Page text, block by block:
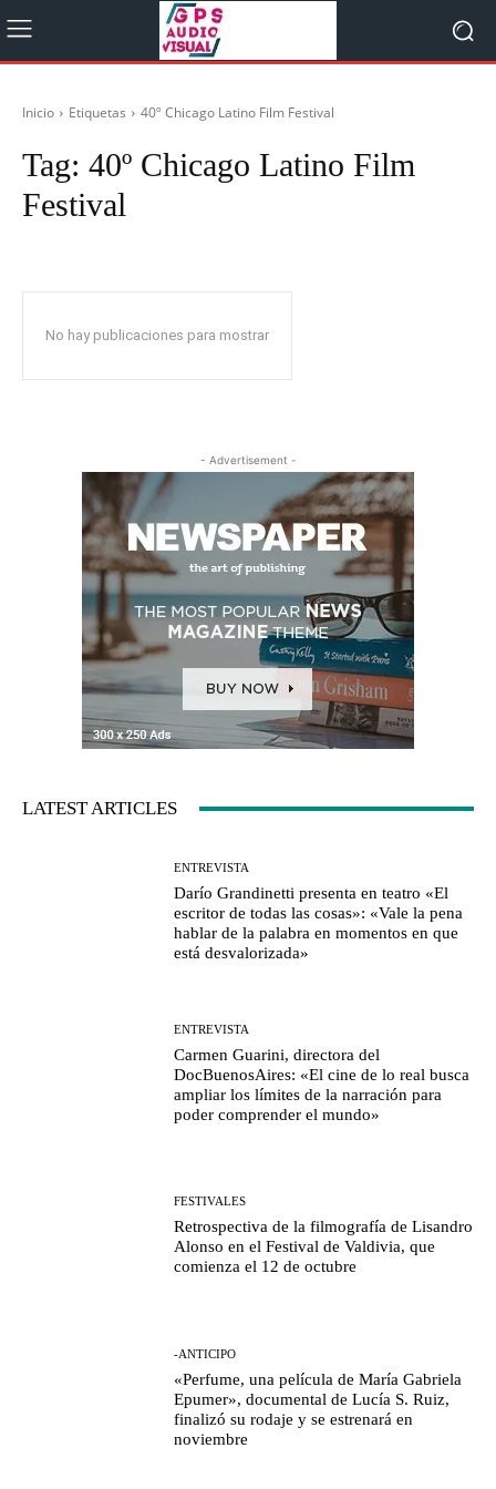
Inicio Etiquetas 40º Chicago Latino Film Festival
Tag: 40º Chicago Latino Film
Festival
No hay publicaciones para mostrar
- Advertisement -
LATEST ARTICLES
ENTREVISTA
Darío Grandinetti presenta en teatro «El
escritor de todas las cosas»: «Vale la pena
hablar de la palabra en momentos en que
está desvalorizada»
ENTREVISTA
Carmen Guarini, directora del
DocBuenosAires: «El cine de lo real busca
ampliar los límites de la narración para
poder comprender el mundo»
FESTIVALES
Retrospectiva de la filmografía de Lisandro
Alonso en el Festival de Valdivia, que
comienza el 12 de octubre
-ANTICIPO
«Perfume, una película de María Gabriela
Epumer», documental de Lucía S. Ruiz,
finalizó su rodaje y se estrenará en
noviembre